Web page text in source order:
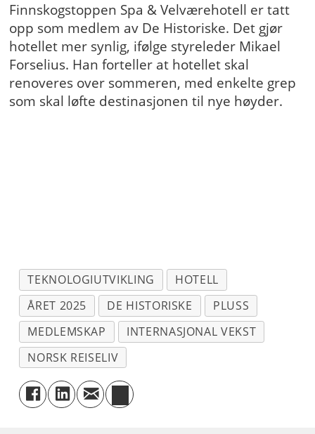
Finnskogstoppen Spa & Velværehotell er tatt
opp som medlem av De Historiske. Det gjør
hotellet mer synlig, ifølge styreleder Mikael
Forselius. Han forteller at hotellet skal
renoveres over sommeren, med enkelte grep
som skal løfte destinasjonen til nye høyder.
TEKNOLOGIUTVIKLING
HOTELL
ÅRET 2025
DE HISTORISKE
PLUSS
MEDLEMSKAP
INTERNASJONAL VEKST
NORSK REISELIV